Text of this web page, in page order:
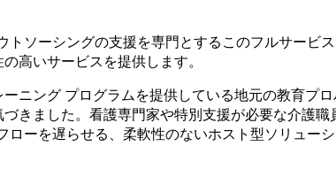
トソーシングの支援を専門とするこのフルサービ
高いサービスを提供します。
ニング プログラムを提供している地元の教育プ
きました。看護専門家や特別支援が必要な介護
ーを遅らせる、柔軟性のないホスト型ソリューシ